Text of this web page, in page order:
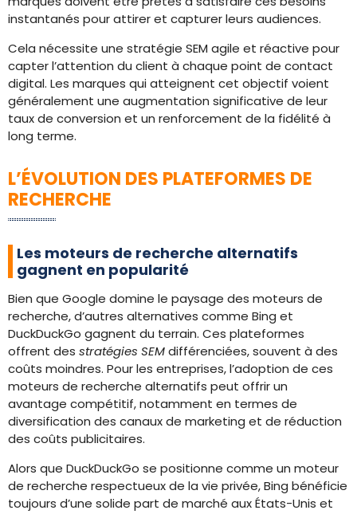
instantanés pour attirer et capturer leurs audiences.
Cela nécessite une stratégie SEM agile et réactive pour
capter l’attention du client à chaque point de contact
digital. Les marques qui atteignent cet objectif voient
généralement une augmentation significative de leur
taux de conversion et un renforcement de la fidélité à
long terme.
L’ÉVOLUTION DES PLATEFORMES DE
RECHERCHE
Les moteurs de recherche alternatifs
gagnent en popularité
Bien que Google domine le paysage des moteurs de
recherche, d’autres alternatives comme Bing et
DuckDuckGo gagnent du terrain. Ces plateformes
offrent des stratégies SEMdifférenciées, souvent à des
coûts moindres. Pour les entreprises, l’adoption de ces
moteurs de recherche alternatifs peut offrir un
avantage compétitif, notamment en termes de
diversification des canaux de marketing et de réduction
des coûts publicitaires.
Alors que DuckDuckGo se positionne comme un moteur
de recherche respectueux de la vie privée, Bing bénéficie
toujours d’une solide part de marché aux États-Unis et